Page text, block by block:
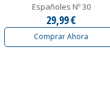
Españoles Nº 30
29,99 €
Comprar Ahora